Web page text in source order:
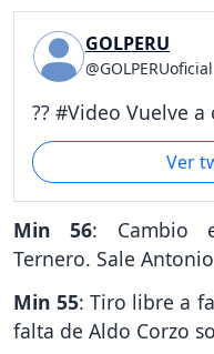
GOLPERU
@GOLPERUoficial
?? #Video Vuelve a
Ver
Min 56: Cambio
Ternero. Sale
Min 55: Tiro libre a
falta de Aldo Corzo